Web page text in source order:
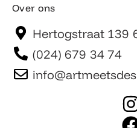
Over ons
Hertogstraat 139
(024) 679 34 74
I